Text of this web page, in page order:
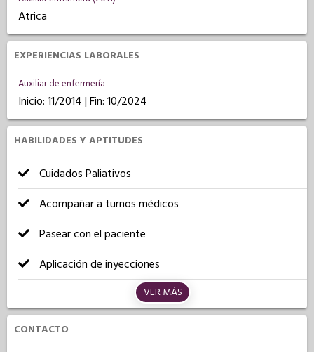
Atrica
EXPERIENCIAS LABORALES
Auxiliar de enfermería
Inicio: 11/2014 | Fin: 10/2024
HABILIDADES Y APTITUDES
Cuidados Paliativos
Acompañar a turnos médicos
Pasear con el paciente
Aplicación de inyecciones
VER MÁS
CONTACTO